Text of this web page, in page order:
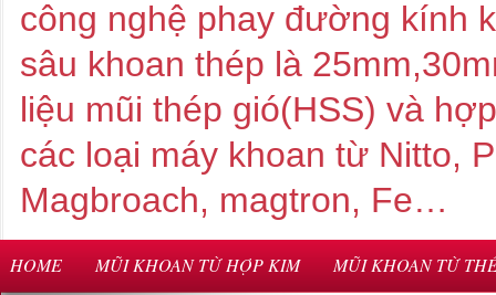
công nghệ phay đường kính
sâu khoan thép là
liệu mũi thép gió(HSS) và
các loại máy khoan từ Nitto,
Magbroach, magtron, Fe…
HOME MŨI KHOAN TỪ HỢP KIM MŨI KHOAN TỪ